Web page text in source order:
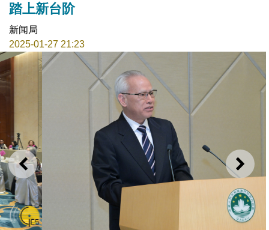
踏上新台阶
新闻局
2025-01-27 21:23
上一则 下一